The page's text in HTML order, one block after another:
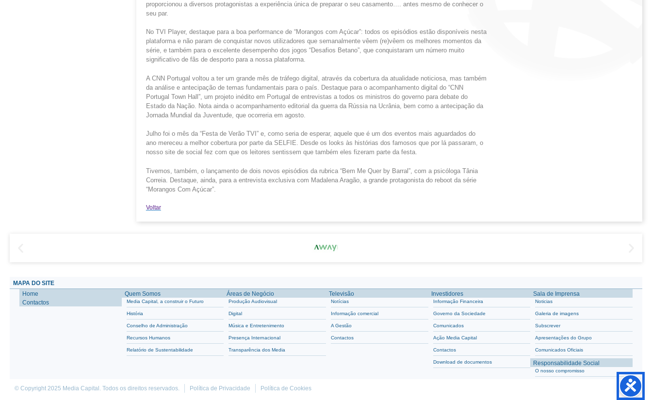
proporcionou a diversos protagonistas a experiência única de preparar o seu casamento…. antes mesmo de conhecer o
seu par.
No TVI Player, destaque para a boa performance de “Morangos com Açúcar”: todos os episódios estão disponíveis nesta
plataforma e não param de conquistar novos utilizadores que semanalmente vêem (re)vêem os melhores momentos da
série, e também para o excelente desempenho dos jogos “Desafios Betano”, que conquistaram um número muito
significativo de fãs de desporto para a nossa plataforma.
A CNN Portugal voltou a ter um grande mês de tráfego digital, através da cobertura da atualidade noticiosa, mas também
da análise e antecipação de temas fundamentais para o país. Destaque para o acompanhamento digital do “CNN
Portugal Town Hall”, um projeto inédito em Portugal de entrevistas a todos os ministros do governo para debate do
Estado da Nação. Nota ainda o acompanhamento editorial da guerra da Rússia na Ucrânia, bem como a antecipação da
Jornada Mundial da Juventude, que ocorreria em agosto.
Julho foi o mês da “Festa de Verão TVI” e, como seria de esperar, aquele que é um dos eventos mais aguardados do
ano mereceu a melhor cobertura por parte da SELFIE. Desde os looks às histórias dos famosos que por lá passaram, o
nosso site de social fez com que os leitores sentissem que também eles fizeram parte da festa.
Tivemos, também, o lançamento de dois novos episódios da rubrica “Bem Me Quer by Barral”, com a psicóloga Tânia
Correia. Destaque, ainda, para a entrevista exclusiva com Madalena Aragão, a grande protagonista do reboot da série
“Morangos Com Açúcar”.
Voltar
MAPA DO SITE
Home
Contactos
Quem Somos
Media Capital, a construir o Futuro
História
Conselho de Administração
Recursos Humanos
Relatório de Sustentabilidade
Áreas de Negócio
Produção Audiovisual
Digital
Música e Entretenimento
Presença Internacional
Transparência dos Media
Televisão
Notícias
Informação comercial
A Gestão
Contactos
Investidores
Informação Financeira
Governo da Sociedade
Comunicados
Ação Media Capital
Contactos
Download de documentos
Sala de Imprensa
Noticias
Galeria de imagens
Subscrever
Apresentações do Grupo
Comunicados Oficiais
Responsabilidade Social
O nosso compromisso
© Copyright 2025 Media Capital. Todos os direitos reservados. Política de Privacidade Política de Cookies